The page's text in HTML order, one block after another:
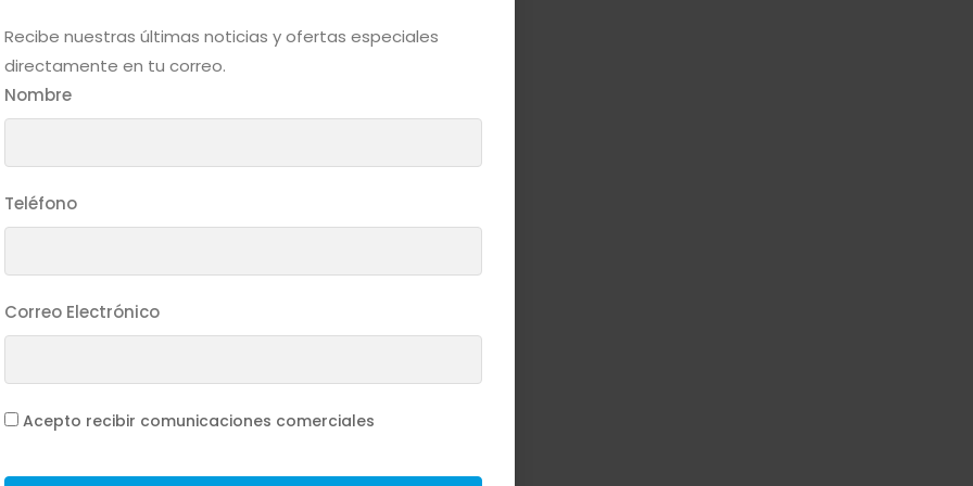
Recibe nuestras últimas noticias y ofertas especiales
directamente en tu correo.
Nombre
Teléfono
Correo Electrónico
Acepto recibir comunicaciones comerciales